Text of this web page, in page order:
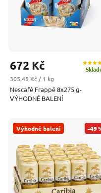
Nescafé Frappé 8x275 g-
VÝHODNÉ BALENÍ
672 Kč
Měrná cena:
305,45 Kč / 1 kg
Výhodné balení –49